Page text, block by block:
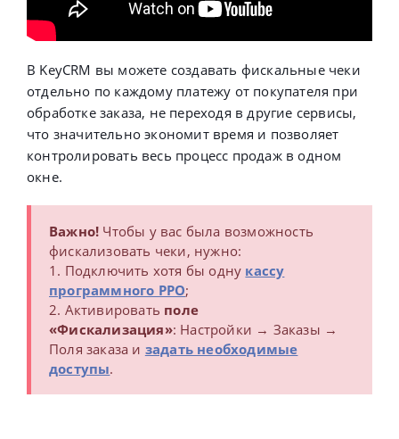
В KeyCRM вы можете создавать фискальные чеки
отдельно по каждому платежу от покупателя при
обработке заказа, не переходя в другие сервисы,
что значительно экономит время и позволяет
контролировать весь процесс продаж в одном
окне.
Важно! Чтобы у вас была возможность
фискализовать чеки, нужно:
1. Подключить хотя бы одну кассу
программного РРО;
2. Активировать поле
«Фискализация»: Настройки → Заказы →
Поля заказа и задать необходимые
доступы.